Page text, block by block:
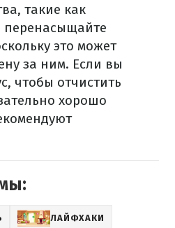
такие как
перенасыщайте
это может
за ним. Если вы
чтобы отчистить
хорошо
ЛАЙФХАКИ